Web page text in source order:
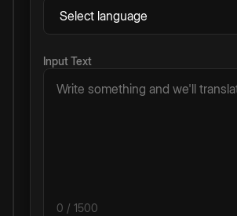
Input Text
0 / 1500